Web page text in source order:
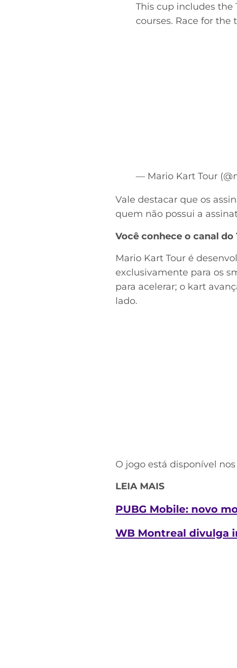
This cup includes the
courses. Race for the
— Mario Kart Tour
Vale destacar que os
quem não possui a
Você conhece o canal do
Mario Kart Tour é
exclusivamente para os
para acelerar; o kart
lado.
O jogo está disponível
LEIA MAIS
PUBG Mobile: novo
WB Montreal divulga